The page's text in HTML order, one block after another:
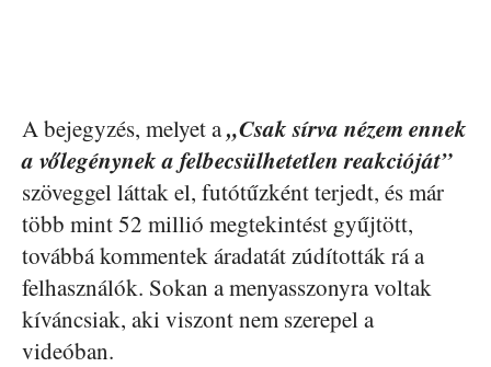
A bejegyzés, melyet a„Csak sírva nézem ennek
a vőlegénynek a felbecsülhetetlen reakcióját”
szöveggel láttak el, futótűzként terjedt, és már
több mint 52 millió megtekintést gyűjtött,
továbbá kommentek áradatát zúdították rá a
felhasználók. Sokan a menyasszonyra voltak
kíváncsiak, aki viszont nem szerepel a
videóban.